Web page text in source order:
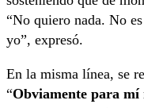
“No quiero nada. No
yo”, expresó.
En la misma línea, se
“Obviamente para mí